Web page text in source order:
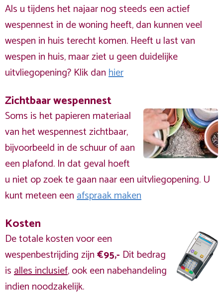
Als u tijdens het najaar nog steeds een actief
wespennest in de woning heeft, dan kunnen veel
wespen in huis terecht komen. Heeft u last van
wespen in huis, maar ziet u geen duidelijke
uitvliegopening? Klik danhier
Zichtbaar wespennest
Soms is het papieren materiaal
van het wespennest zichtbaar,
bijvoorbeeld in de schuur of aan
een plafond. In dat geval hoeft
u niet op zoek te gaan naar een uitvliegopening. U
kunt meteen eenafspraak maken
Kosten
De totale kosten voor een
wespenbestrijding zijn€95,- Dit bedrag
isalles inclusief, ook een nabehandeling
indien noodzakelijk.